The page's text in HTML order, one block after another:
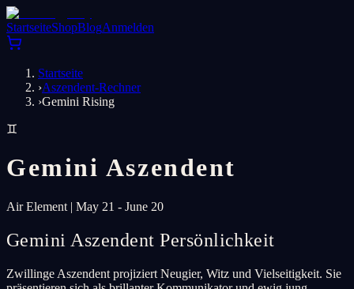
StartseiteShopBlogAnmelden
Startseite
›Aszendent-Rechner
›Gemini Rising
♊
Gemini Aszendent
Air Element | May 21 - June 20
Gemini Aszendent Persönlichkeit
Zwillinge Aszendent projiziert Neugier, Witz und Vielseitigkeit. Sie